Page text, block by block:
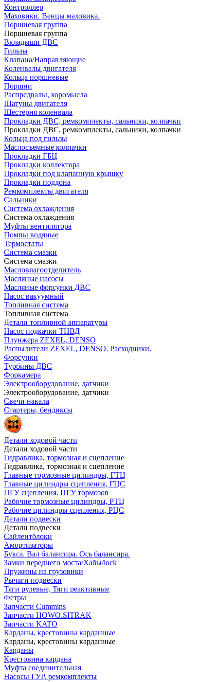
Контроллер
Маховики. Венцы маховика.
Поршневая группа
Поршневая группа
Вкладыши ДВС
Гильзы
Клапана/Направляющие
Коленвалы двигателя
Кольца поршневые
Поршни
Распредвалы, коромысла
Шатуны двигателя
Шестерня коленвала
Прокладки ДВС, ремкомплекты, сальники, колпачки
Прокладки ДВС, ремкомплекты, сальники, колпачки
Кольца под гильзы
Маслосъемные колпачки
Прокладки ГБЦ
Прокладки коллектора
Прокладки под клапанную крышку
Прокладки поддона
Ремкомплекты двигателя
Сальники
Система охлаждения
Система охлаждения
Муфты вентилятора
Помпы водяные
Термостаты
Система смазки
Система смазки
Масловлагоотделитель
Масляные насосы
Масляные форсунки ДВС
Насос вакуумный
Топливная система
Топливная система
Детали топливной аппаратуры
Насос подкачки ТНВД
Плунжера ZEXEL, DENSO
Распылители ZEXEL, DENSO. Расходники.
Форсунки
Турбины ДВС
Форкамера
Электрооборудование, датчики
Электрооборудование, датчики
Свечи накала
Стартеры, бендиксы
Детали ходовой части
Детали ходовой части
Гидравлика, тормозная и сцепление
Гидравлика, тормозная и сцепление
Главные тормозные цилиндры, ГТЦ
Главные цилиндры сцепления, ГЦС
ПГУ сцепления. ПГУ тормозов
Рабочие тормозные цилиндры, РТЦ
Рабочие цилиндры сцепления, РЦС
Детали подвески
Детали подвески
Cайлентблоки
Амортизаторы
Букса. Вал балансира. Ось балансира.
Замки переднего моста/Хабы/lock
Пружины на грузовики
Рычаги подвески
Тяги рулевые, Тяги реактивные
Фетры
Запчасти Cummins
Запчасти HOWO.SITRAK
Запчасти KATO
Карданы, крестовины карданные
Карданы, крестовины карданные
Карданы
Крестовина кардана
Муфта соединительная
Насосы ГУР, ремкомплекты